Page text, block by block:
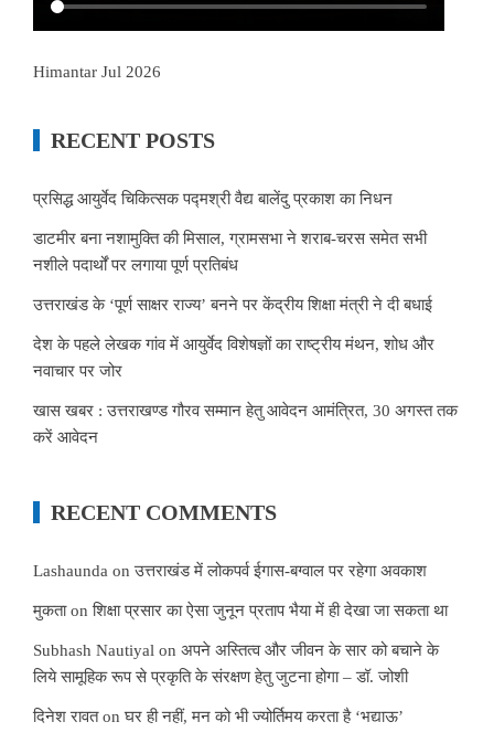
Himantar Jul 2026
RECENT POSTS
प्रसिद्ध आयुर्वेद चिकित्सक पद्मश्री वैद्य बालेंदु प्रकाश का निधन
डाटमीर बना नशामुक्ति की मिसाल, ग्रामसभा ने शराब-चरस समेत सभी
नशीले पदार्थों पर लगाया पूर्ण प्रतिबंध
उत्तराखंड के ‘पूर्ण साक्षर राज्य’ बनने पर केंद्रीय शिक्षा मंत्री ने दी बधाई
देश के पहले लेखक गांव में आयुर्वेद विशेषज्ञों का राष्ट्रीय मंथन, शोध और
नवाचार पर जोर
खास खबर : उत्तराखण्ड गौरव सम्मान हेतु आवेदन आमंत्रित, 30 अगस्त तक
करें आवेदन
RECENT COMMENTS
Lashaunda onउत्तराखंड में लोकपर्व ईगास-बग्वाल पर रहेगा अवकाश
मुकताonशिक्षा प्रसार का ऐसा जुनून प्रताप भैया में ही देखा जा सकता था
Subhash Nautiyal on अपने अस्तित्व और जीवन के सार को बचाने के
लिये सामूहिक रूप से प्रकृति के संरक्षण हेतु जुटना होगा – डॉ. जोशी
दिनेश रावतonघर ही नहीं, मन को भी ज्योर्तिमय करता है ‘भद्याऊ’